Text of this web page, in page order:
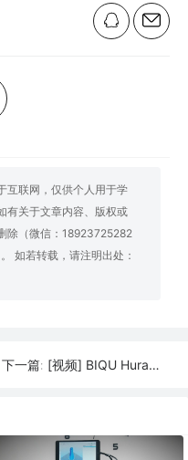
互联网，仅供个人用于学
有关于文章内容、版权或
除（微信：18923725282
如若转载，请注明出处：
下一篇: [视频] BIQU Hurakan DIY 3D Printer 一款高性价比的3D打印机